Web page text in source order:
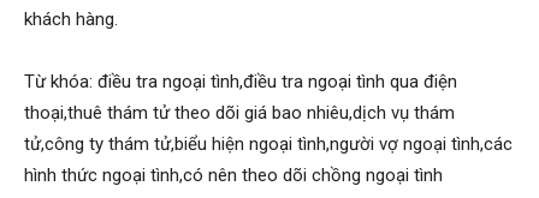
phong,
văn
khách hàng.
Từ khóa: điều tra ngoại tình,điều tra ngoại tình qua điện
thoại,thuê thám tử theo dõi giá bao nhiêu,dịch vụ thám
tử,công ty thám tử,biểu hiện ngoại tình,người vợ ngoại tình,các
hình thức ngoại tình,có nên theo dõi chồng ngoại tình